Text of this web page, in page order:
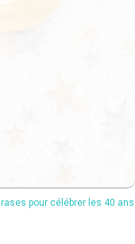
pour célébrer les 40 ans